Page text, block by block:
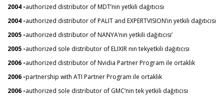
2004 -authorized distributor of MDT’nin yetkili dağıtıcısı
2004 -authorized distributor of PALIT and EXPERTVISION’ın yetkili dağıtıcısı
2005 -authorized distributor of NANYA’nın yetkili dağıtıcısı’
2005 -authorized sole distributor of ELIXIR nın tekyetkili dağıtıcısı
2006 -authorized distributor of Nvidia Partner Program ile ortaklık
2006 -partnership with ATI Partner Program ile ortaklık
2006 -authorized sole distributor of GMC’nin tek yetkili dağıtıcısı